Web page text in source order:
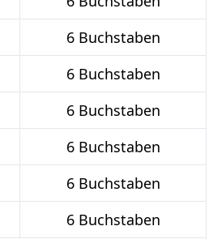
6 Buchstaben
6 Buchstaben
6 Buchstaben
6 Buchstaben
6 Buchstaben
6 Buchstaben